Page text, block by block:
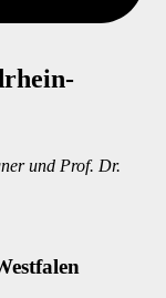
und Prof. Dr.